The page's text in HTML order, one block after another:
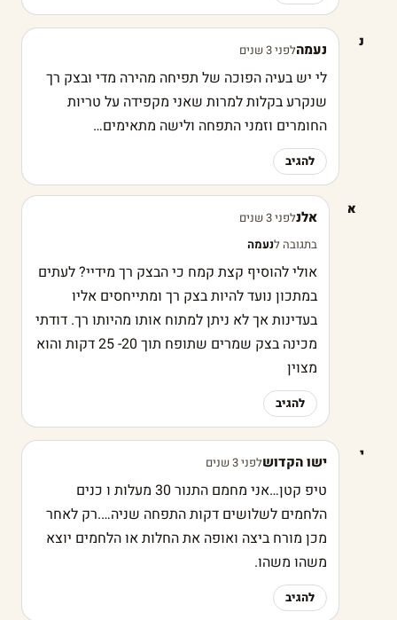
נ נעמהלפני 3 שנים
לי יש בעיה הפוכה של תפיחה מהירה מדי ובצק רך
שנקרע בקלות למרות שאני מקפידה על טריות
החומרים וזמני התפחה ולישה מתאימים…
להגיב
א אלנלפני 3 שנים
בתגובה לנעמה
אולי להוסיף קצת קמח כי הבצק רך מידיי? לעתים
במתכון נועד להיות בצק רך ומתייחסים אליו
בעדינות אך לא ניתן למתוח אותו מהיותו רך. דודתי
מכינה בצק שמרים שתופח תוך 20- 25 דקות והוא
מצוין
להגיב
י ישו הקדושלפני 3 שנים
טיפ קטן…אני מחמם התנור 30 מעלות ו כנים
הלחמים לשלושים דקות התפחה שניה….רק לאחר
מכן מורח ביצה ואופה את החלות או הלחמים יוצא
משהו משהו.
להגיב